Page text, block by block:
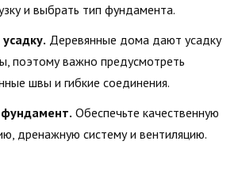
и выбрать тип фундамента.
Деревянные дома дают усадку
поэтому важно предусмотреть
швы и гибкие соединения.
Обеспечьте качественную
дренажную систему и вентиляцию.